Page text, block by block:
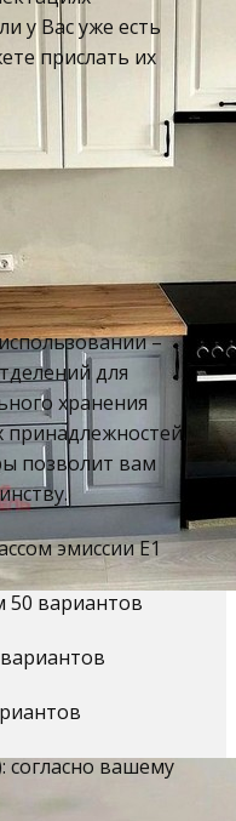
у Вас уже есть
прислать их
–
для
хранения
позволит вам
эмиссии Е1
50 вариантов
вашему